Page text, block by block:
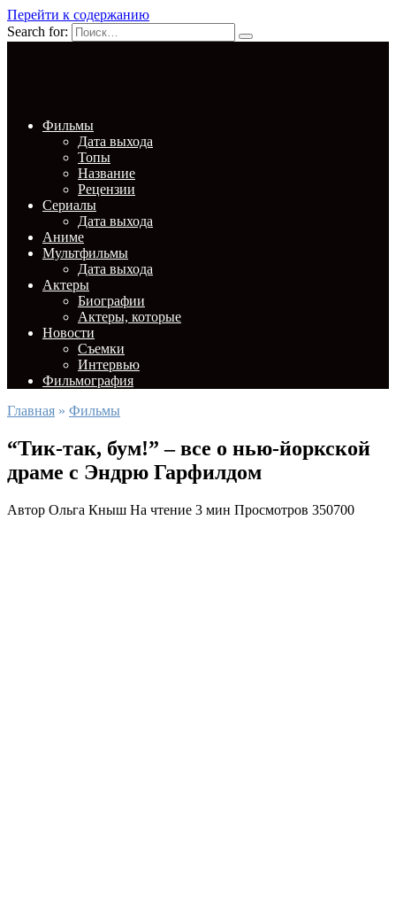
Перейти к содержанию
Search for:
Фильмы
Дата выхода
Топы
Название
Рецензии
Сериалы
Дата выхода
Аниме
Мультфильмы
Дата выхода
Актеры
Биографии
Актеры, которые
Новости
Съемки
Интервью
Фильмография
Главная » Фильмы
“Тик-так, бум!” – все о нью-йоркской
драме с Эндрю Гарфилдом
Автор Ольга Кныш На чтение 3 мин Просмотров 350700